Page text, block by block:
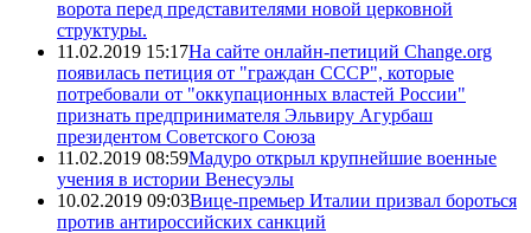
ворота перед представителями новой церковной
структуры.
11.02.2019 15:17На сайте онлайн-петиций Change.org
появилась петиция от "граждан СССР", которые
потребовали от "оккупационных властей России"
признать предпринимателя Эльвиру Агурбаш
президентом Советского Союза
11.02.2019 08:59Мадуро открыл крупнейшие военные
учения в истории Венесуэлы
10.02.2019 09:03Вице-премьер Италии призвал бороться
против антироссийских санкций